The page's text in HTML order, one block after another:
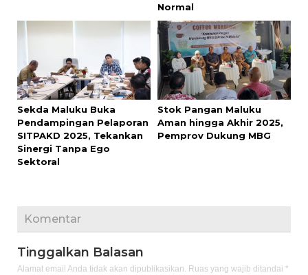
Normal
Sekda Maluku Buka
Pendampingan Pelaporan
SITPAKD 2025, Tekankan
Sinergi Tanpa Ego
Sektoral
Stok Pangan Maluku
Aman hingga Akhir 2025,
Pemprov Dukung MBG
Komentar
Tinggalkan Balasan
Alamat email Anda tidak akan dipublikasikan. Ruas yang wajib ditandai *